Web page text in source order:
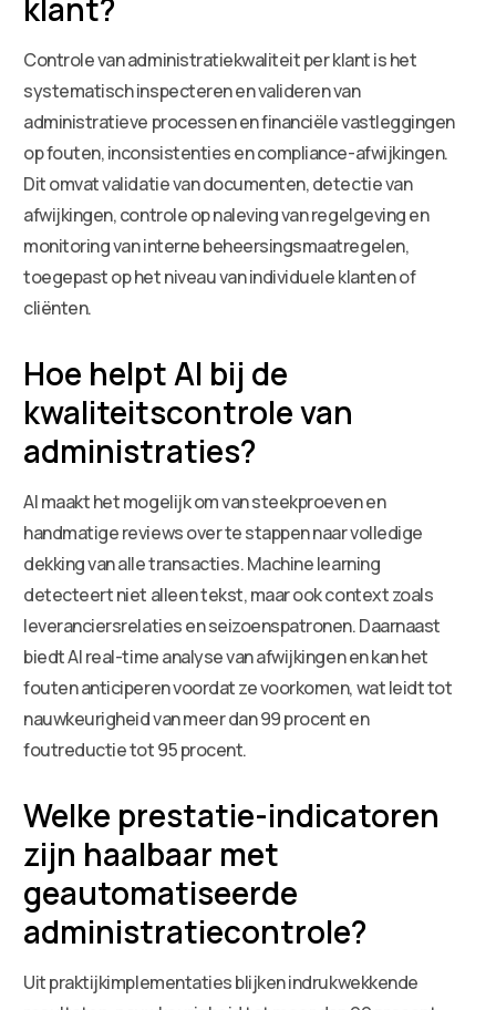
Controle van administratiekwaliteit per klant is het
systematisch inspecteren en valideren van
administratieve processen en financiële vastleggingen
op fouten, inconsistenties en compliance-afwijkingen.
Dit omvat validatie van documenten, detectie van
afwijkingen, controle op naleving van regelgeving en
monitoring van interne beheersingsmaatregelen,
toegepast op het niveau van individuele klanten of
cliënten.
Hoe helpt AI bij de
kwaliteitscontrole van
administraties?
AI maakt het mogelijk om van steekproeven en
handmatige reviews over te stappen naar volledige
dekking van alle transacties. Machine learning
detecteert niet alleen tekst, maar ook context zoals
leveranciersrelaties en seizoenspatronen. Daarnaast
biedt AI real-time analyse van afwijkingen en kan het
fouten anticiperen voordat ze voorkomen, wat leidt tot
nauwkeurigheid van meer dan 99 procent en
foutreductie tot 95 procent.
Welke prestatie-indicatoren
zijn haalbaar met
geautomatiseerde
administratiecontrole?
Uit praktijkimplementaties blijken indrukwekkende